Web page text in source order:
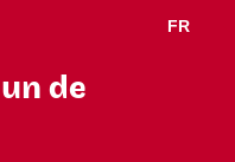
FR
un de